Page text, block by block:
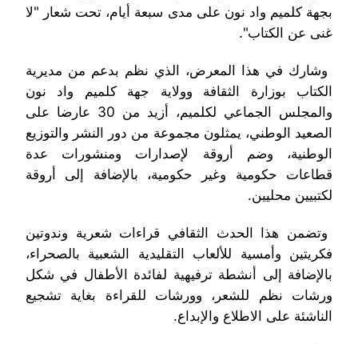
بجهة كلميم واد نون على مدى سبعة أيام، تحت شعار "لا
غنى عن الكتاب".
وشارك في هذا المعرض، الذي نظم بدعم من مديرية
الكتاب بوزارة الثقافة وولاية جهة كلميم واد نون
والمجلس الجماعي لكلميم، أزيد من 30 عارضا على
الصعيد الوطني، يمثلون مجموعة من دور النشر والتوزيع
الوطنية، وضم أروقة لإصدارات ومنشورات عدة
قطاعات حكومية وغير حكومية، بالإضافة إلى أروقة
لكتبيين محليين.
وتضمن هذا الحدث الثقافي قراءات شعرية وندوتين
فكريتين وأمسية للألعاب التقليدية الشعبية بالصحراء،
بالإضافة إلى أنشطة ترفيهية لفائدة الأطفال في شكل
ورشات نظم للشعر، وورشات للقراءة بغاية تشجيع
الناشئة على الاطلاع والإبداع.